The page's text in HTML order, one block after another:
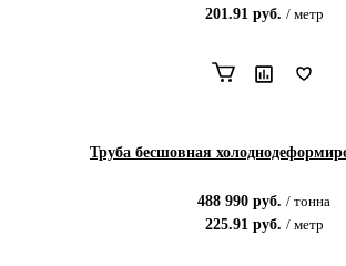
201.91 руб. / метр
Труба бесшовная
488 990 руб. / тонна
225.91руб. / метр